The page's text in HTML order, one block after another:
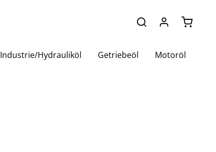
Industrie/Hydrauliköl Getriebeöl Motoröl